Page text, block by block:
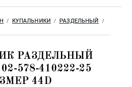
  /
КУПАЛЬНИКИ
  /
РАЗДЕЛЬНЫЙ
  /
РАЗДЕЛЬНЫЙ
578-410222-25
44D